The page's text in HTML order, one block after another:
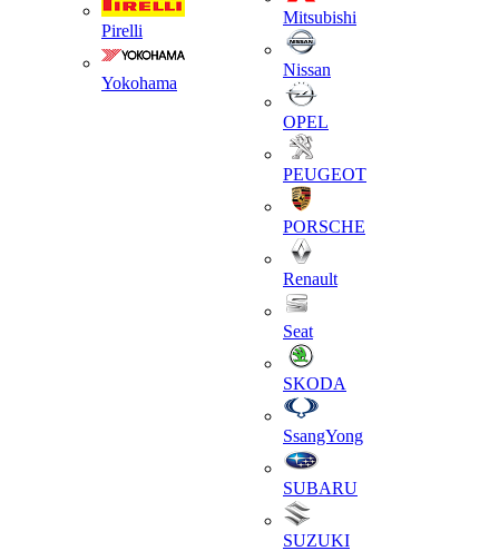
Pirelli
Yokohama
Mitsubishi
Nissan
OPEL
PEUGEOT
PORSCHE
Renault
Seat
SKODA
SsangYong
SUBARU
SUZUKI